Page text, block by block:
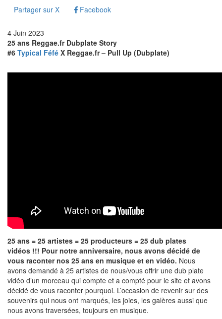
Partager sur X Facebook
4 Juin 2023
25 ans Reggae.fr Dubplate Story
#6 Typical Féfé X Reggae.fr – Pull Up (Dubplate)
25 ans = 25 artistes = 25 producteurs = 25 dub plates
vidéos !!! Pour notre anniversaire, nous avons décidé de
vous raconter nos 25 ans en musique et en vidéo. Nous
avons demandé à 25 artistes de nous/vous offrir une dub plate
vidéo d’un morceau qui compte et a compté pour le site et avons
décidé de vous raconter pourquoi. L’occasion de revenir sur des
souvenirs qui nous ont marqués, les joies, les galères aussi que
nous avons traversées, toujours en musique.